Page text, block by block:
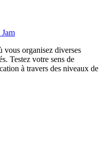
vous organisez diverses
Testez votre sens de
à travers des niveaux de